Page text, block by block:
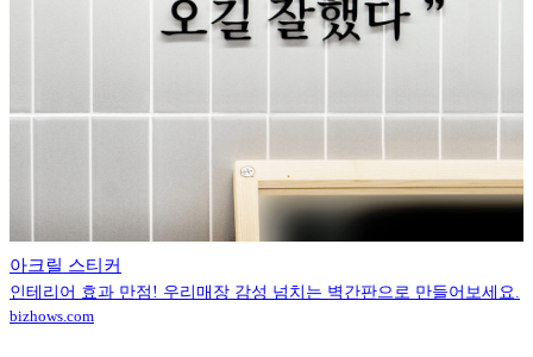
아크릴 스티커
인테리어 효과 만점! 우리매장 감성 넘치는 벽간판으로 만들어보세요.
bizhows.com